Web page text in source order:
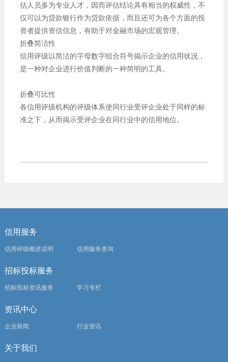
估人员多为专业人才，因而评估结论具有相当的权威性，不
仅可以为贷款银行作为贷款依据，而且还可为各个方面的投
资者提供资信信息，有助于对金融市场的宏观管理。
折叠简洁性
信用评级以简洁的字母数字组合符号揭示企业的信用状况，
是一种对企业进行价值判断的一种简明的工具。
折叠可比性
各信用评级机构的评级体系使同行业受评企业处于同样的标
准之下，从而揭示受评企业在同行业中的信用地位。
信用服务
信用评级概述说明 信用服务查询
招标投标服务
招标投标资讯服务 学习专栏
资讯中心
企业新闻 行业资讯
关于我们